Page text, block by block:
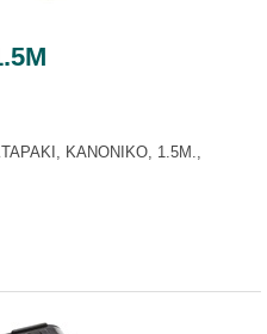
ΚΑΝΟΝΙΚΟ, 1.5Μ.,